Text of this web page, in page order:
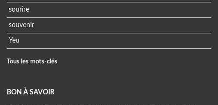
sourire
souvenir
Yeu
Tous les mots-clés
BON À SAVOIR